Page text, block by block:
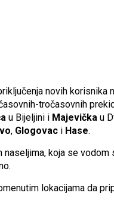
novih korisnika
tročasovnih
u Bijeljini i Majevička u
, Glogovac i Hase.
koja se
lokacijama da